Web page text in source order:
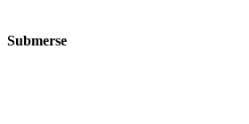
Submerse